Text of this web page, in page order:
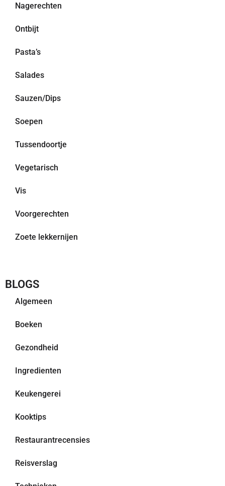
Nagerechten
Ontbijt
Pasta’s
Salades
Sauzen/Dips
Soepen
Tussendoortje
Vegetarisch
Vis
Voorgerechten
Zoete lekkernijen
BLOGS
Algemeen
Boeken
Gezondheid
Ingredienten
Keukengerei
Kooktips
Restaurantrecensies
Reisverslag